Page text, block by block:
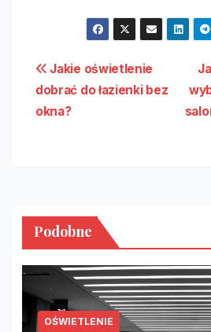
Nawigacja
wpisu
Jakie oświetlenie
dobrać do łazienki bez
okna?
Podobne
OŚWIETLENIE